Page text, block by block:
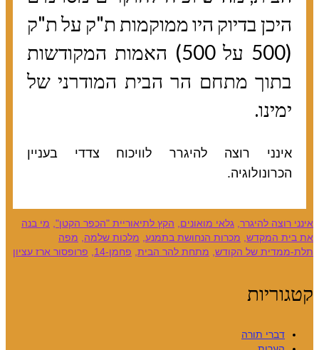
היכן בדיוק היו ממוקמות ת"ק על ת"ק
(500 על 500) האמות המקודשות
בתוך מתחם הר הבית המודרני של
ימינו.
אינני רוצה להיגרר לוויכוח צדדי בעניין
הכרונולוגיה.
אינני רוצה להיגרר, גלאי מואונים, הקץ לתיאוריית "הכפר הקטן", מי בנה
את בית המקדש, מכרות הנחושת בתמנע, מלכות שלמה, מפה
תלת-ממדית של הקודש, מתחת להר הבית, פחמן-14 , פרופסור ארז עציון
קטגוריות
דברי תורה